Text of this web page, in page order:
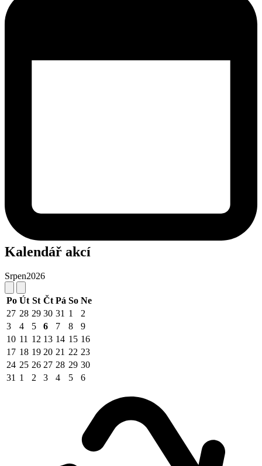
Kalendář akcí
Srpen2026
Po Út St Čt Pá So Ne
27 28 29 30 31 1
2
3
4 5 6 7 8
9
10 11 12 13 14 15 16
17 18 19 20 21 22 23
24 25 26 27 28 29 30
31 1 2 3 4 5 6